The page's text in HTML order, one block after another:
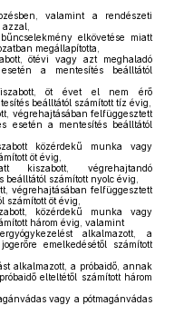
valamint a rendészeti
elkövetése miatt
megállapította,
ötévi vagy azt meghaladó
a mentesítés beálltától
öt évet el nem érő
beálltától számított tíz évig,
végrehajtásában felfüggesztett
esetén a mentesítés beálltától
közérdekű munka vagy
öt évig,
kiszabott, végrehajtandó
beálltától számított nyolc évig,
végrehajtásában felfüggesztett
számított öt évig,
közérdekű munka vagy
három évig, valamint
alkalmazott, a
emelkedésétől számított
alkalmazott, a próbaidő, annak
elteltétől számított három
vagy a pótmagánvádas